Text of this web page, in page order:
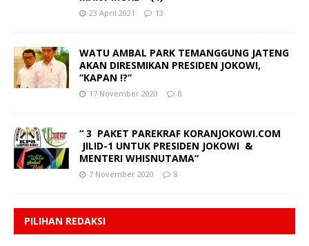
23 April 2021 13
WATU AMBAL PARK TEMANGGUNG JATENG
AKAN DIRESMIKAN PRESIDEN JOKOWI,
“KAPAN !?”
17 November 2020 8
“ 3 PAKET PAREKRAF KORANJOKOWI.COM
JILID-1 UNTUK PRESIDEN JOKOWI &
MENTERI WHISNUTAMA“
7 November 2020 8
PILIHAN REDAKSI